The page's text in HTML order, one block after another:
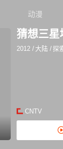
动漫
猜想三星
2012 / 大陆 /探
CNTV